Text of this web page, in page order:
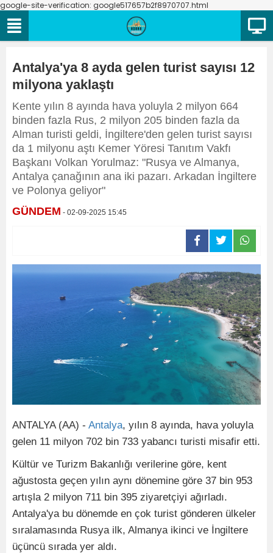
google-site-verification: google517657b2f8970707.html
Antalya'ya 8 ayda gelen turist sayısı 12
milyona yaklaştı
Kente yılın 8 ayında hava yoluyla 2 milyon 664
binden fazla Rus, 2 milyon 205 binden fazla da
Alman turisti geldi, İngiltere'den gelen turist sayısı
da 1 milyonu aştı Kemer Yöresi Tanıtım Vakfı
Başkanı Volkan Yorulmaz: "Rusya ve Almanya,
Antalya çanağının ana iki pazarı. Arkadan İngiltere
ve Polonya geliyor"
GÜNDEM - 02-09-2025 15:45
ANTALYA (AA) - Antalya, yılın 8 ayında, hava yoluyla
gelen 11 milyon 702 bin 733 yabancı turisti misafir etti.
Kültür ve Turizm Bakanlığı verilerine göre, kent
ağustosta geçen yılın aynı dönemine göre 37 bin 953
artışla 2 milyon 711 bin 395 ziyaretçiyi ağırladı.
Antalya'ya bu dönemde en çok turist gönderen ülkeler
sıralamasında Rusya ilk, Almanya ikinci ve İngiltere
üçüncü sırada yer aldı.